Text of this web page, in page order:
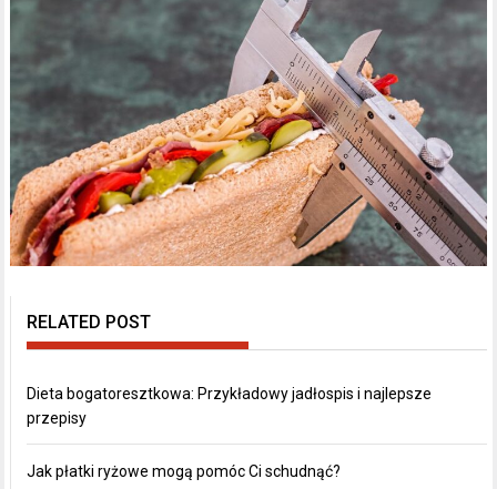
RELATED POST
Dieta bogatoresztkowa: Przykładowy jadłospis i najlepsze
przepisy
Jak płatki ryżowe mogą pomóc Ci schudnąć?